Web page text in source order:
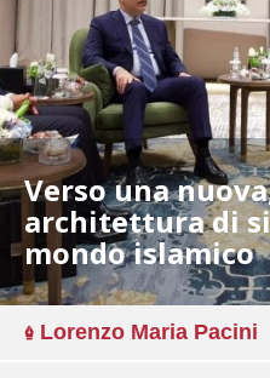
Verso una
architettura di
mondo islamico
Lorenzo Maria Pacini